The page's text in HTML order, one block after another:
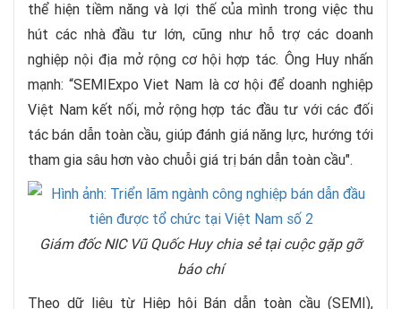
thể hiện tiềm năng và lợi thế của mình trong việc thu
hút các nhà đầu tư lớn, cũng như hỗ trợ các doanh
nghiệp nội địa mở rộng cơ hội hợp tác. Ông Huy nhấn
mạnh: “SEMIExpo Viet Nam là cơ hội để doanh nghiệp
Việt Nam kết nối, mở rộng hợp tác đầu tư với các đối
tác bán dẫn toàn cầu, giúp đánh giá năng lực, hướng tới
tham gia sâu hơn vào chuỗi giá trị bán dẫn toàn cầu".
Giám đốc NIC Vũ Quốc Huy chia sẻ tại cuộc gặp gỡ
báo chí
Theo dữ liệu từ Hiệp hội Bán dẫn toàn cầu (SEMI),